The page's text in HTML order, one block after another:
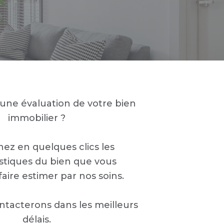
évaluation de votre bien
immobilier ?
en quelques clics les
du bien que vous
estimer par nos soins.
dans les meilleurs
délais.